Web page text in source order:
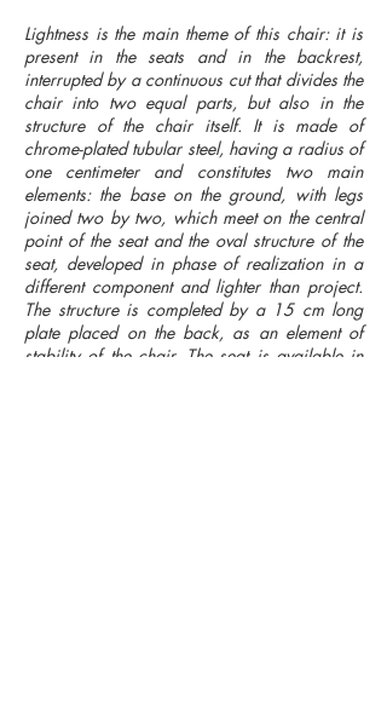
Lightness is the main theme of this chair: it is
present in the seats and in the backrest,
interrupted by a continuous cut that divides the
chair into two equal parts, but also in the
structure of the chair itself. It is made of
chrome-plated tubular steel, having a radius of
one centimeter and constitutes two main
elements: the base on the ground, with legs
joined two by two, which meet on the central
point of the seat and the oval structure of the
seat, developed in phase of realization in a
different component and lighter than project.
The structure is completed by a 15 cm long
plate placed on the back, as an element of
stability of the chair. The seat is available in